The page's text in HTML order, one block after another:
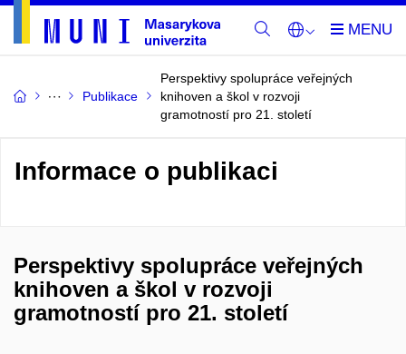
Publikace
Perspektivy spolupráce veřejných
knihoven a škol v rozvoji
gramotností pro 21. století
Informace o publikaci
Perspektivy spolupráce veřejných
knihoven a škol v rozvoji
gramotností pro 21. století